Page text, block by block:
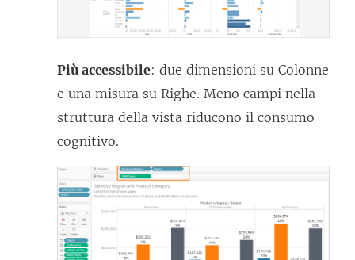
Più accessibile: due dimensioni su Colonne
e una misura su Righe. Meno campi nella
struttura della vista riducono il consumo
cognitivo.